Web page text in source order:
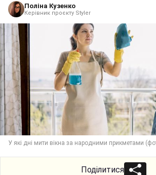
Поліна Кузенко
Керівник проєкту Styler
У які дні мити вікна за народними прикметами
Поділитися